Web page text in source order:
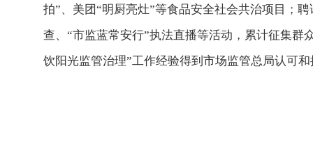
拍”、美团“明厨亮灶”等食品安全社会共治项目；
查、“市监蓝常安行”执法直播等活动，累计征集群
饮阳光监管治理”工作经验得到市场监管总局认可